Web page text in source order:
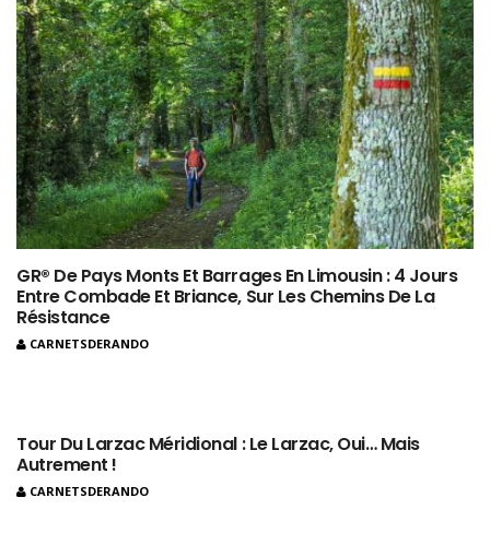
GR® De Pays Monts Et Barrages En Limousin : 4 Jours
Entre Combade Et Briance, Sur Les Chemins De La
Résistance
CARNETSDERANDO
Tour Du Larzac Méridional : Le Larzac, Oui… Mais
Autrement !
CARNETSDERANDO